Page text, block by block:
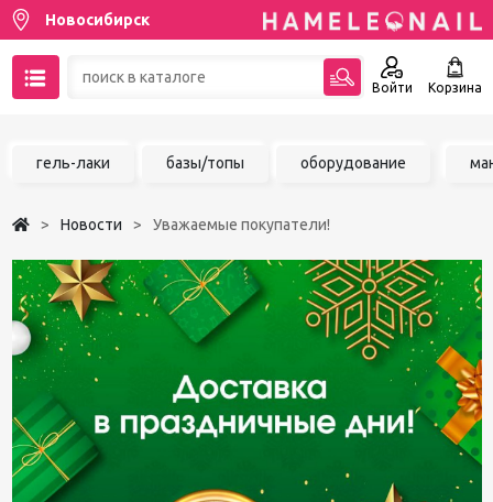
Новосибирск
Войти Корзина
Акции
Избранное
гель-лаки базы/топы оборудование
Новости Уважаемые покупатели!